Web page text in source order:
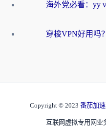
Copyright © 2023 番茄加
互联网虚拟专用网业